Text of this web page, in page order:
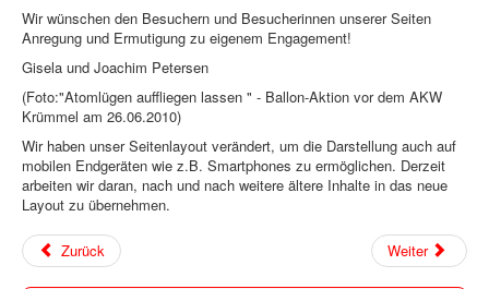
Wir wünschen den Besuchern und Besucherinnen unserer Seiten
Anregung und Ermutigung zu eigenem Engagement!
Gisela und Joachim Petersen
(Foto:"Atomlügen auffliegen lassen " - Ballon-Aktion vor dem AKW
Krümmel am 26.06.2010)
Wir haben unser Seitenlayout verändert, um die Darstellung auch auf
mobilen Endgeräten wie z.B. Smartphones zu ermöglichen. Derzeit
arbeiten wir daran, nach und nach weitere ältere Inhalte in das neue
Layout zu übernehmen.
Zurück Weiter